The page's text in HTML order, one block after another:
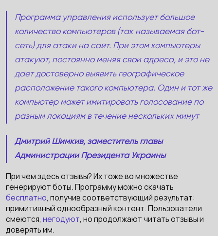
Программа управления использует большое
количество компьютеров (так называемая бот-
сеть) для атаки на сайт. При этом компьютеры
атакуют, постоянно меняя свои адреса, и это не
дает достоверно выявить географическое
расположение такого компьютера. Один и тот же
компьютер может имитировать голосование по
разным локациям в течение нескольких минут
Дмитрий Шимкив, заместитель главы
Администрации Президента Украины
При чем здесь отзывы? Их тоже во множестве
генерируют боты. Программу можно скачать
бесплатно, получив соответствующий результат:
примитивный однообразный контент. Пользователи
смеются, негодуют, но продолжают читать отзывы и
доверять им.